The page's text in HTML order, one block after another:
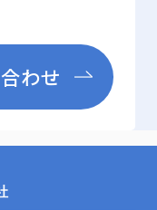
わせ